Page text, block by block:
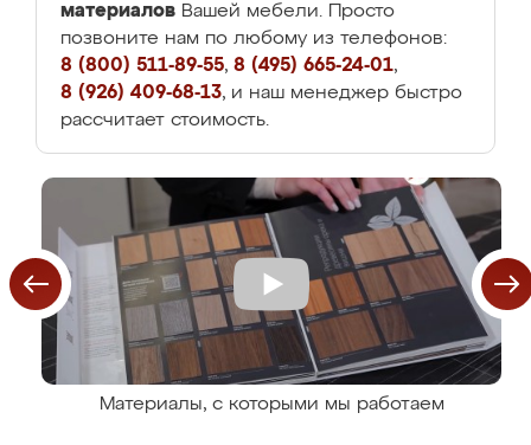
материалов Вашей мебели. Просто
позвоните нам по любому из телефонов:
8 (800) 511-89-55, 8 (495) 665-24-01,
8 (926) 409-68-13, и наш менеджер быстро
рассчитает стоимость.
Материалы, с которыми мы работаем